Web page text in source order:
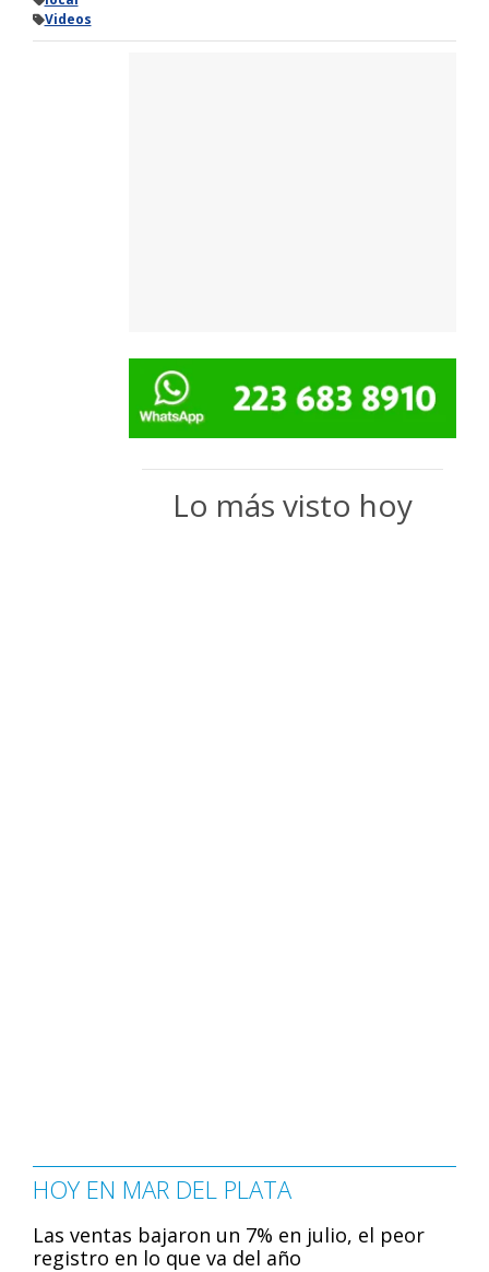
Videos
Lo más visto hoy
HOY EN MAR DEL PLATA
Las ventas bajaron un 7% en julio, el peor
registro en lo que va del año